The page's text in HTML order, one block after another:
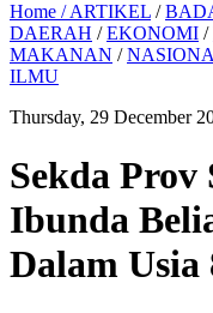
Home /ARTIKEL /
DAERAH /EKONOMI /
MAKANAN /
ILMU
Thursday, 29 December
Sekda
Ibunda
Dalam Usia